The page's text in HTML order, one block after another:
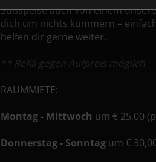
Süßspeise auch von einem
dich um nichts kümmern –
helfen dir gerne weiter.
** Refill gegen Aufpreis möglich
RAUMMIETE:
Montag - Mittwoch um € 25,00
Donnerstag - Sonntag um €